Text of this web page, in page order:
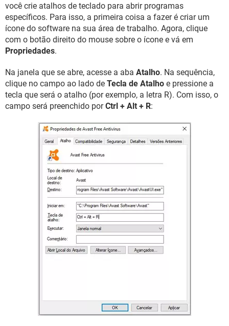
você crie atalhos de teclado para abrir programas
específicos. Para isso, a primeira coisa a fazer é criar um
ícone do software na sua área de trabalho. Agora, clique
com o botão direito do mouse sobre o ícone e vá em
Propriedades.
Na janela que se abre, acesse a aba Atalho. Na sequência,
clique no campo ao lado de Tecla de Atalho e pressione a
tecla que será o atalho (por exemplo, a letra R). Com isso, o
campo será preenchido porCtrl + Alt + R: